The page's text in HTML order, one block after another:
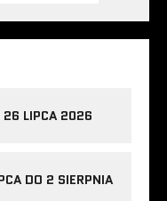
26 LIPCA 2026
DO 2 SIERPNIA